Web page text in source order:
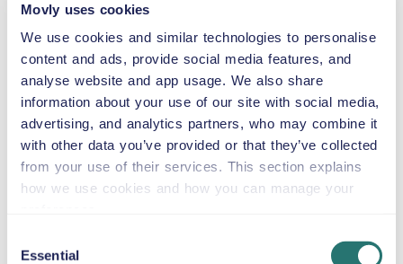
Movly uses cookies
We use cookies and similar technologies to personalise
content and ads, provide social media features, and
analyse website and app usage. We also share
information about your use of our site with social media,
advertising, and analytics partners, who may combine it
with other data you’ve provided or that they’ve collected
from your use of their services. This section explains
how we use cookies and how you can manage your
Selection
Essential
2,5–13 kg
SMÅBARNSSTOL
9–18 kg
BELTESTOL